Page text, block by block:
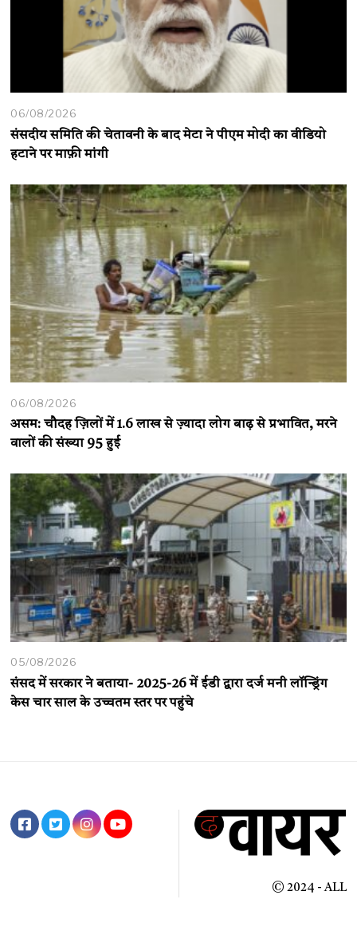
06/08/2026
संसदीय समिति की चेतावनी के बाद मेटा ने पीएम मोदी का वीडियो
हटाने पर माफ़ी मांगी
06/08/2026
असम: चौदह ज़िलों में 1.6 लाख से ज़्यादा लोग बाढ़ से प्रभावित, मरने
वालों की संख्या 95 हुई
05/08/2026
संसद में सरकार ने बताया- 2025-26 में ईडी द्वारा दर्ज मनी लॉन्ड्रिंग
केस चार साल के उच्चतम स्तर पर पहुंचे
© 2024 - ALL